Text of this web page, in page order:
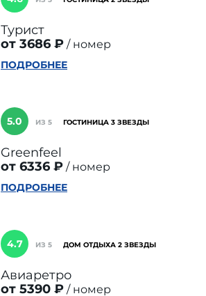
Турист
от 3686 ₽
номер
ПОДРОБНЕЕ
5.0 ИЗ 5 ГОСТИНИЦА 3 ЗВЕЗДЫ
Greenfeel
от 6336 ₽
номер
ПОДРОБНЕЕ
4.7 ИЗ 5 ДОМ ОТДЫХА 2 ЗВЕЗДЫ
Авиаретро
от 5390 ₽
номер